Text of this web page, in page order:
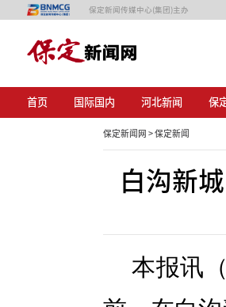
保定新闻传媒中心(集团)主办
首页 国际国内 河北新闻 保
保定新闻网 >保定新闻
白沟新
本报讯